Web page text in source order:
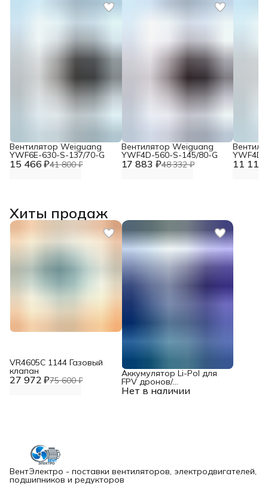
15 466 ₽41 800 ₽
Вентилятор Weiguang
YWF6E-630-S-137/70-G
17 883 ₽48 332 ₽
Вентилятор Weiguang
YWF4D-560-S-145/80-G
11 117
Хиты продаж
27 972 ₽75 600 ₽
VR4605С 1144 Газовый
клапан
Нет в наличии
Аккумулятор Li-Pol для
FPV дронов/
квадрокоптеров 23,1 В,
ВентЭлектро - поставки вентиляторов, электродвигателей,
подшипников и редукторов